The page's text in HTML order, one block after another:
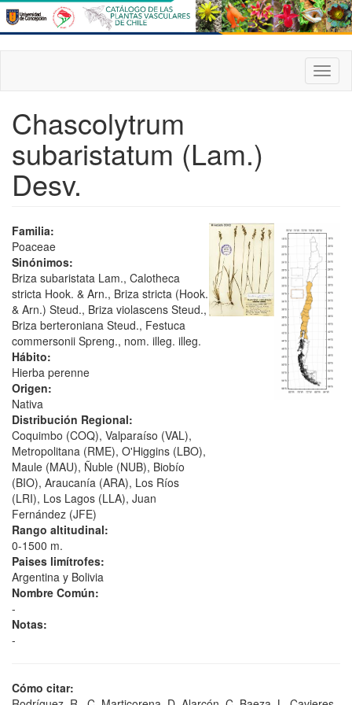
Pasar
al
contenido
principal
Chascolytrum
subaristatum (Lam.)
Desv.
Familia:
Poaceae
Sinónimos:
Briza subaristata Lam., Calotheca
stricta Hook. & Arn., Briza stricta (Hook.
& Arn.) Steud., Briza violascens Steud.,
Briza berteroniana Steud., Festuca
commersonii Spreng., nom. illeg. illeg.
Hábito:
Hierba perenne
Origen:
Nativa
Distribución Regional:
Coquimbo (COQ), Valparaíso (VAL),
Metropolitana (RME), O'Higgins (LBO),
Maule (MAU), Ñuble (NUB), Biobío
(BIO), Araucanía (ARA), Los Ríos
(LRI), Los Lagos (LLA), Juan
Fernández (JFE)
Rango altitudinal:
0-1500 m.
Paises limítrofes:
Argentina y Bolivia
Nombre Común:
-
Notas:
-
Cómo citar: